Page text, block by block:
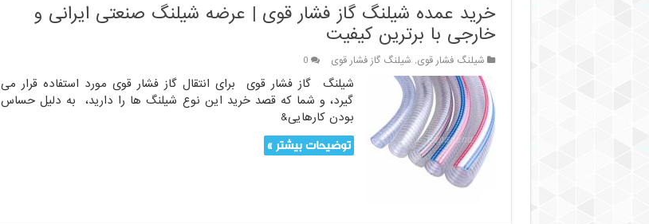
خرید عمده شیلنگ گاز فشار قوی | عرضه شیلنگ صنعتی ایرانی و
خارجی با برترین کیفیت
شیلنگ فشار قوی, شیلنگ گاز فشار قوی 0
شیلنگ گاز فشار قوی برای انتقال گاز فشار قوی مورد استفاده قرار می
گیرد، و شما که قصد خرید این نوع شیلنگ ها را دارید، به دلیل حساس
بودن کارهایی&
توضیحات بیشتر »